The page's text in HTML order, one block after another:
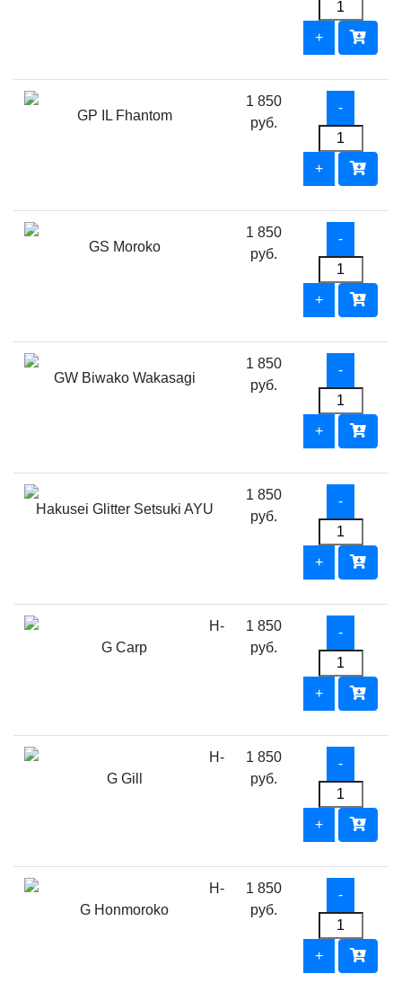
GP IL Fhantom
1 850
руб.
GS Moroko
1 850
руб.
GW Biwako Wakasagi
1 850
руб.
Hakusei Glitter Setsuki AYU
1 850
руб.
H-
G Carp
1 850
руб.
H-
G Gill
1 850
руб.
H-
G Honmoroko
1 850
руб.